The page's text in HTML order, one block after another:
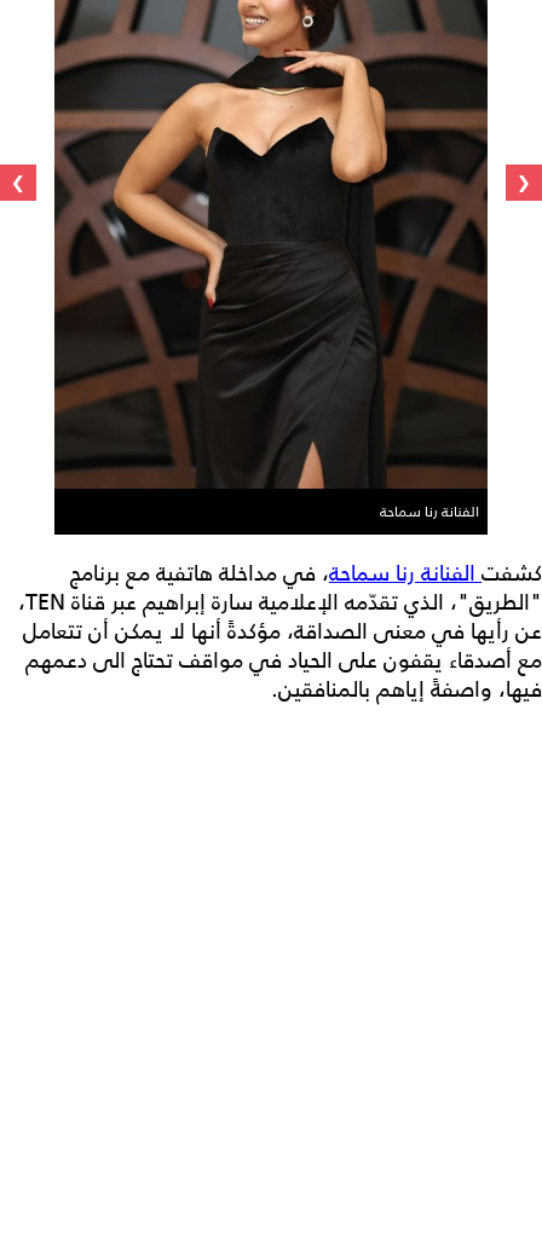
الفنانة رنا سماحة
‹
›
كشفتالفنانة رنا سماحة، في مداخلة هاتفية مع برنامج
"الطريق"، الذي تقدّمه الإعلامية سارة إبراهيم عبر قناة TEN،
عن رأيها في معنى الصداقة، مؤكدةً أنها لا يمكن أن تتعامل
مع أصدقاء يقفون على الحياد في مواقف تحتاج الى دعمهم
فيها، واصفةً إياهم بالمنافقين.